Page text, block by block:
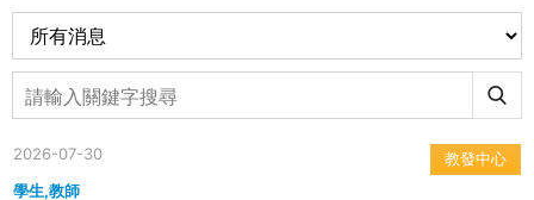
教發中心
學生,教師
2026-07-30